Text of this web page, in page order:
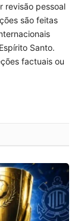
revisão pessoal
são feitas
Santo.
factuais ou